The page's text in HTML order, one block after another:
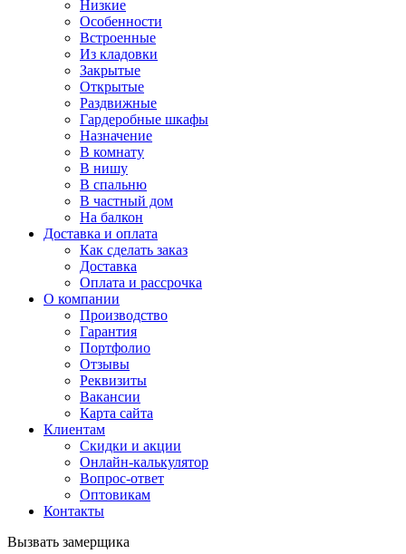
Низкие
Особенности
Встроенные
Из кладовки
Закрытые
Открытые
Раздвижные
Гардеробные шкафы
Назначение
В комнату
В нишу
В спальню
В частный дом
На балкон
Доставка и оплата
Как сделать заказ
Доставка
Оплата и рассрочка
О компании
Производство
Гарантия
Портфолио
Отзывы
Реквизиты
Вакансии
Карта сайта
Клиентам
Скидки и акции
Онлайн-калькулятор
Вопрос-ответ
Оптовикам
Контакты
Вызвать замерщика